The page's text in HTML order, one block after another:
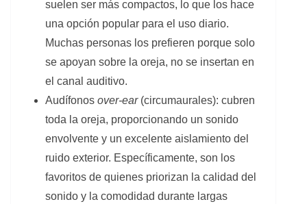
suelen ser más compactos, lo que los hace
una opción popular para el uso diario.
Muchas personas los prefieren porque solo
se apoyan sobre la oreja, no se insertan en
el canal auditivo.
Audífonos over-ear(circumaurales): cubren
toda la oreja, proporcionando un sonido
envolvente y un excelente aislamiento del
ruido exterior. Específicamente, son los
favoritos de quienes priorizan la calidad del
sonido y la comodidad durante largas